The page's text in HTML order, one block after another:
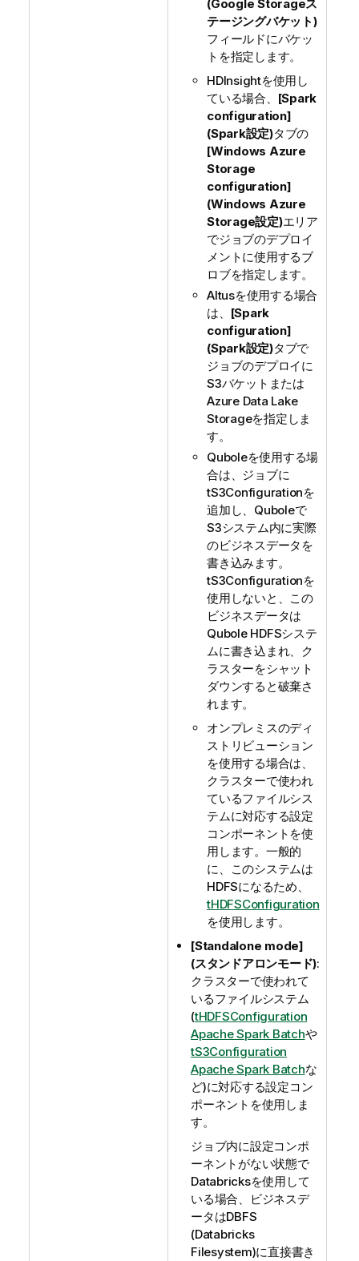
(Google Storageス
テージングバケット)
フィールドにバケッ
トを指定します。
HDInsightを使用し
ている場合、 [Spark
configuration]
(Spark設定)タブの
[Windows Azure
Storage
configuration]
(Windows Azure
Storage設定)エリア
でジョブのデプロイ
メントに使用するブ
ロブを指定します。
Altusを使用する場合
は、 [Spark
configuration]
(Spark設定)タブで
ジョブのデプロイに
S3バケットまたは
Azure Data Lake
Storageを指定しま
す。
Quboleを使用する場
合は、ジョブに
tS3Configurationを
追加し、Quboleで
S3システム内に実際
のビジネスデータを
書き込みます。
tS3Configurationを
使用しないと、この
ビジネスデータは
Qubole HDFSシステ
ムに書き込まれ、ク
ラスターをシャット
ダウンすると破棄さ
れます。
オンプレミスのディ
ストリビューション
を使用する場合は、
クラスターで使われ
ているファイルシス
テムに対応する設定
コンポーネントを使
用します。一般的
に、このシステムは
HDFSになるため、
tHDFSConfiguration
を使用します。
[Standalone mode]
(スタンドアロンモード):
クラスターで使われて
いるファイルシステム
(tHDFSConfiguration
Apache Spark Batchや
tS3Configuration
Apache Spark Batchな
ど)に対応する設定コン
ポーネントを使用しま
す。
ジョブ内に設定コンポ
ーネントがない状態で
Databricksを使用して
いる場合、ビジネスデ
ータはDBFS
(Databricks
Filesystem)に直接書き